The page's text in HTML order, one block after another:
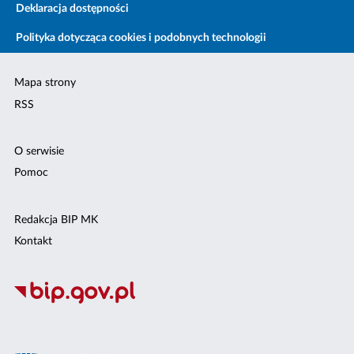
Deklaracja dostępności
Polityka dotycząca cookies i podobnych technologii
Mapa strony
RSS
O serwisie
Pomoc
Redakcja BIP MK
Kontakt